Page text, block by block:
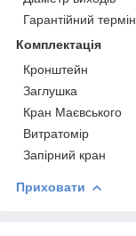
Гарантійний термін
Комплектація
Кронштейн
Заглушка
Кран Маєвського
Витратомір
Запірний кран
Приховати